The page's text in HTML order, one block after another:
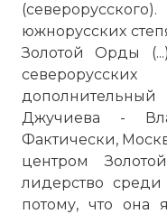
южнорусских
Золотой Орды
Джучиева -
Фактически,
центром
лидерство
потому, что она